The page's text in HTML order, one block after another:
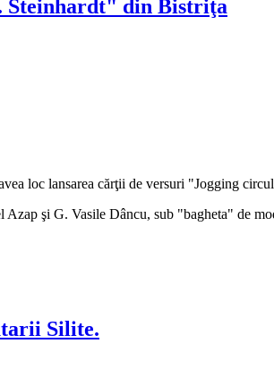
Steinhardt" din Bistriţa
loc lansarea cărţii de versuri "Jogging
şi G. Vasile Dâncu, sub "bagheta" de
Silite.